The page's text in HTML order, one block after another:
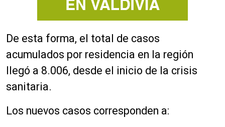
De esta forma, el total de casos
acumulados por residencia en la región
llegó a 8.006, desde el inicio de la crisis
sanitaria.
Los nuevos casos corresponden a: